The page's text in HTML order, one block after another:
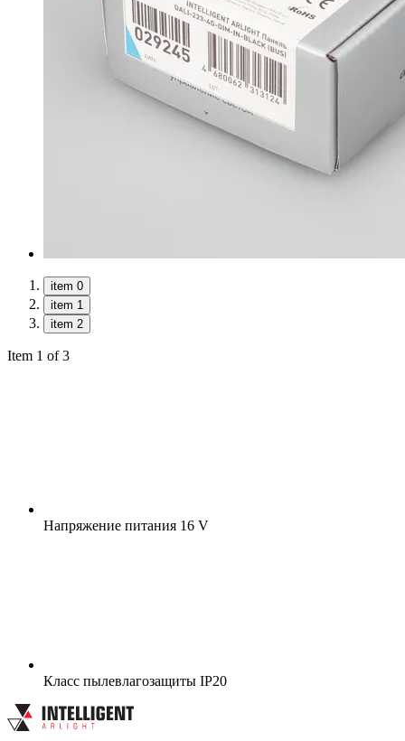
item 0
item 1
item 2
Item 1 of 3
Напряжение питания 16 V
Класс пылевлагозащиты IP20